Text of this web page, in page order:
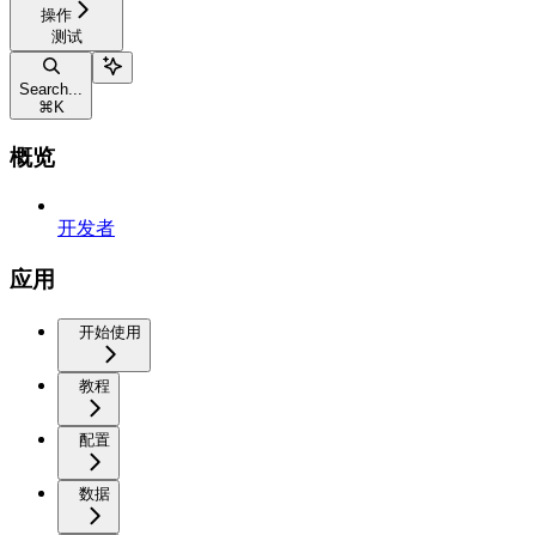
操作
测试
Search...
⌘ K
概览
开发者
应用
开始使用
教程
配置
数据